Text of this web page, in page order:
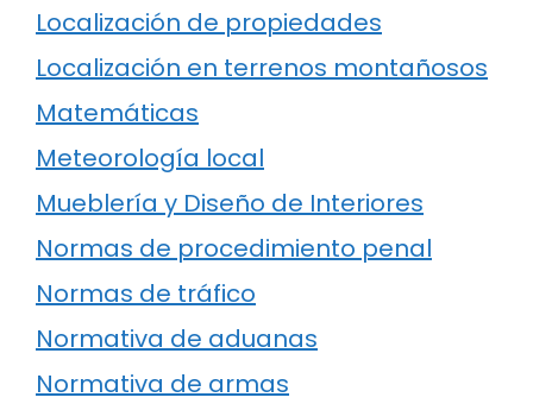
Localización de propiedades
Localización en terrenos montañosos
Matemáticas
Meteorología local
Mueblería y Diseño de Interiores
Normas de procedimiento penal
Normas de tráfico
Normativa de aduanas
Normativa de armas